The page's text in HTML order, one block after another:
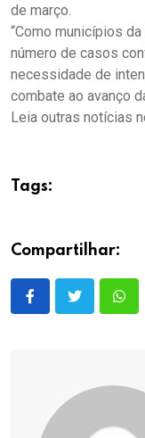
de março.
“Como municípios
número de casos
necessidade de
combate ao avanço
Leia outras notícias
Tags:
Compartilhar: